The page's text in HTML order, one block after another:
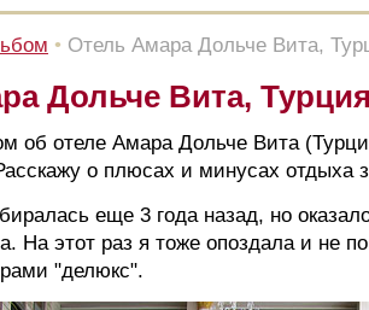
• Отель Амара Дольче Вита,
Дольче Вита,
об отеле Амара Дольче Вита
о плюсах и минусах отдыха
еще 3 года назад, но
На этот раз я тоже опоздала и не
"делюкс".